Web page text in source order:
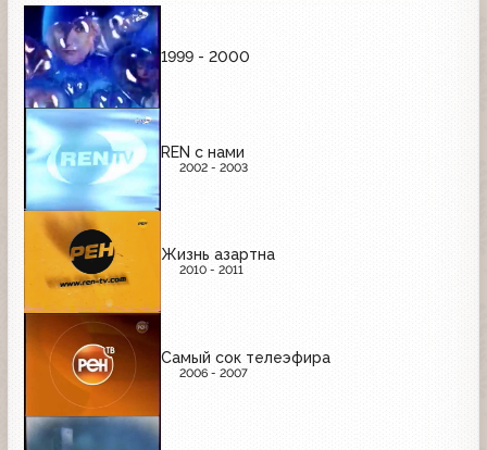
1999 - 2000
REN с нами
2002 - 2003
Жизнь азартна
2010 - 2011
Самый сок телеэфира
2006 - 2007